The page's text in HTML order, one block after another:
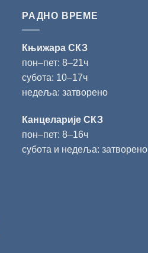
РАДНО ВРЕМЕ
Књижара СКЗ
пон‒пет: 8‒21ч
субота: 10‒17ч
недеља: затворено
Канцеларије СКЗ
пон‒пет: 8‒16ч
субота и недеља: затворено